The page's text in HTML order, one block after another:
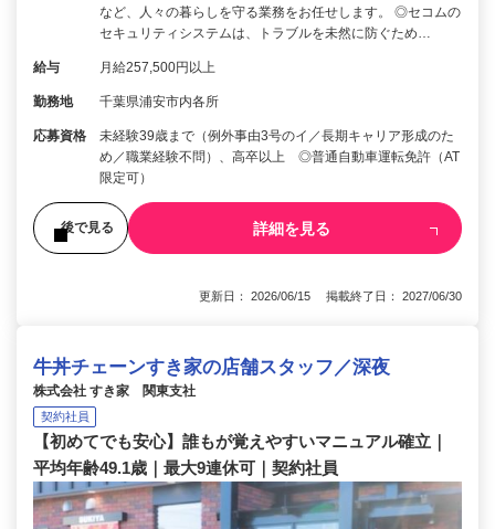
など、人々の暮らしを守る業務をお任せします。 ◎セコムの
セキュリティシステムは、トラブルを未然に防ぐため…
給与 月給257,500円以上
勤務地 千葉県浦安市内各所
応募資格
未経験39歳まで（例外事由3号のイ／長期キャリア形成のた
め／職業経験不問）、高卒以上 ◎普通自動車運転免許（AT
限定可）
後で見る 詳細を見る
更新日： 2026/06/15 掲載終了日： 2027/06/30
牛丼チェーンすき家の店舗スタッフ／深夜
株式会社 すき家 関東支社
契約社員
【初めてでも安心】誰もが覚えやすいマニュアル確立｜
平均年齢49.1歳｜最大9連休可｜契約社員